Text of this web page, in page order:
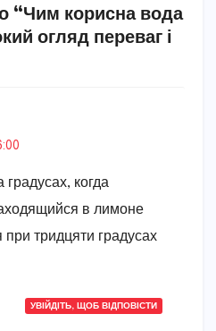
“Чим корисна вода
огляд переваг і
градусах, когда
в лимоне
при тридцяти градусах
УВІЙДІТЬ, ЩОБ ВІДПОВІСТИ